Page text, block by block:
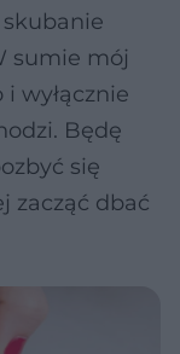
sumie mój
wyłącznie
Będę
się
zacząć dbać